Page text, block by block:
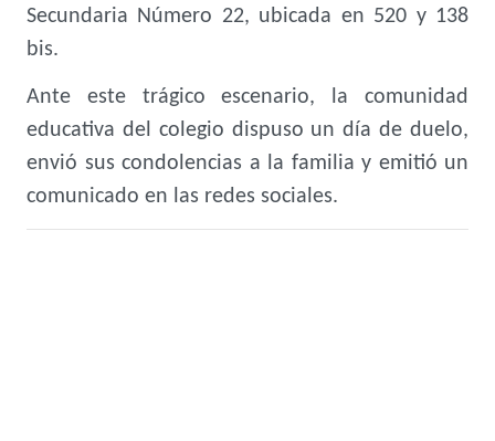
Secundaria Número 22, ubicada en 520 y 138
bis.
Ante este trágico escenario, la comunidad
educativa del colegio dispuso un día de duelo,
envió sus condolencias a la familia y emitió un
comunicado en las redes sociales.